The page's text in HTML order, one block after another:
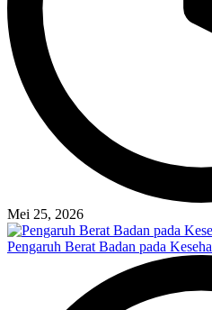
Mei 25, 2026
Pengaruh Berat Badan pada